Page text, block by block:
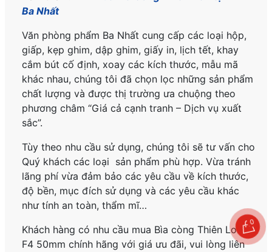
Ba Nhất
Văn phòng phẩm Ba Nhất cung cấp các loại hộp,
giấp, kẹp ghim, dập ghim, giấy in, lịch tết, khay
cắm bút cố định, xoay các kích thước, mẫu mã
khác nhau, chúng tôi đã chọn lọc những sản phẩm
chất lượng và được thị trường ưa chuộng theo
phương châm “Giá cả cạnh tranh – Dịch vụ xuất
sắc”.
Tùy theo nhu cầu sử dụng, chúng tôi sẽ tư vấn cho
Quý khách các loại sản phẩm phù hợp. Vừa tránh
lãng phí vừa đảm bảo các yêu cầu về kích thước,
độ bền, mục đích sử dụng và các yêu cầu khác
như tính an toàn, thẩm mĩ…
Khách hàng có nhu cầu mua Bìa còng Thiên Long
F4 50mmchính hãng với giá ưu đãi, vui lòng liên
0